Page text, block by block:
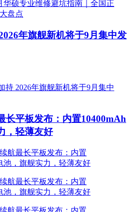
年旗舰新机将于9月集中发
长平板发布：内置10400mAh
，轻薄友好